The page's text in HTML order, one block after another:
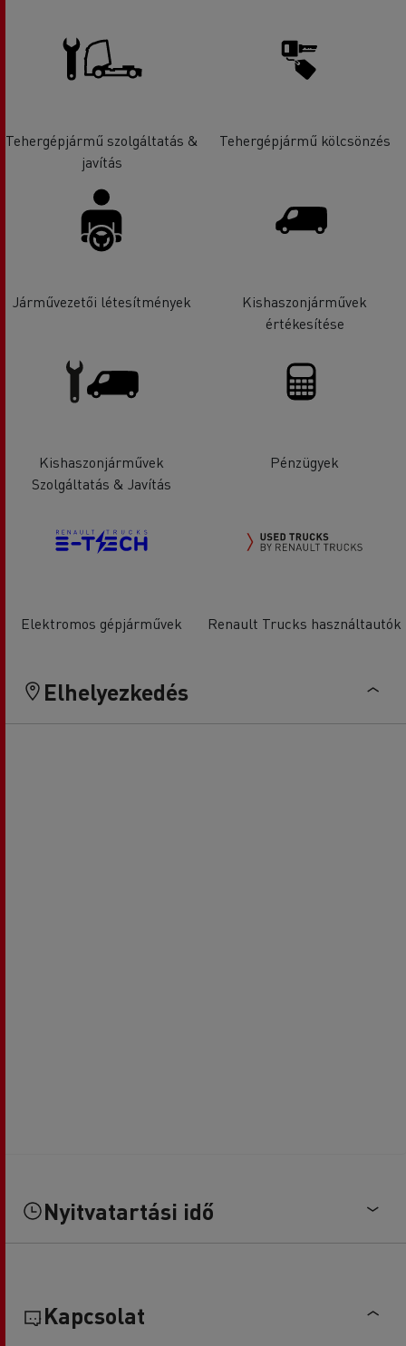
Tehergépjármű szolgáltatás &
javítás
Tehergépjármű kölcsönzés
Járművezetői létesítmények
Kishaszonjárművek
értékesítése
Kishaszonjárművek
Szolgáltatás & Javítás
Pénzügyek
Elektromos gépjárművek Renault Trucks használtautók
Elhelyezkedés
Nyitvatartási idő
Kapcsolat